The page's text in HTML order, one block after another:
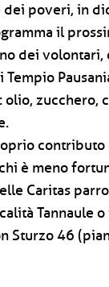
dei poveri, in
il
dei volontari,
zucchero,
è meno
Caritas
Tannaule
Sturzo 46